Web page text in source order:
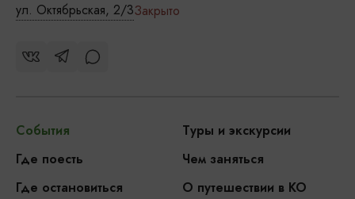
ул. Октябрьская, 2/3Закрыто
События
Туры и экскурсии
Где поесть
Чем заняться
Где остановиться
О путешествии в КО